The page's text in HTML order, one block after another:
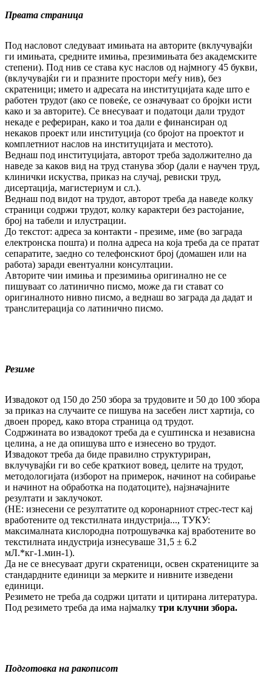
Првата страница
Под насловот следуваат имињата на авторите (вклучувајќи
ги имињата, средните имиња, презимињата без академските
степени). Под нив се става кус наслов од најмногу 45 букви,
(вклучувајќи ги и празните простори меѓу нив), без
скратеници; името и адресата на институцијата каде што е
работен трудот (ако се повеќе, се означуваат со бројки исти
како и за авторите). Се внесуваат и податоци дали трудот
некаде е рефериран, како и тоа дали е финансиран од
некаков проект или институција (со бројот на проектот и
комплетниот наслов на институцијата и местото).
Веднаш под институцијата, авторот треба задолжително да
наведе за каков вид на труд станува збор (дали е научен труд,
клинички искуства, приказ на случај, ревиски труд,
дисертација, магистериум и сл.).
Веднаш под видот на трудот, авторот треба да наведе колку
страници содржи трудот, колку карактери без растојание,
број на табели и илустрации.
До текстот: адреса за контакти - презиме, име (во заграда
електронска пошта) и полна адреса на која треба да се пратат
сепаратите, заедно со телефонскиот број (домашен или на
работа) заради евентуални консултации.
Авторите чии имиња и презимиња оригинално не се
пишуваат со латинично писмо, може да ги стават со
оригиналното нивно писмо, а веднаш во заграда да дадат и
транслитерација со латинично писмо.
Резиме
Извадокот од 150 до 250 збора за трудовите и 50 до 100 збора
за приказ на случаите се пишува на засебен лист хартија, со
двоен проред, како втора страница од трудот.
Содржината во извадокот треба да е суштинска и независна
целина, а не да опишува што е изнесено во трудот.
Извадокот треба да биде правилно структуриран,
вклучувајќи ги во себе краткиот вовед, целите на трудот,
методологијата (изборот на примерок, начинот на собирање
и начинот на обработка на податоците), најзначајните
резултати и заклучокот.
(НЕ: изнесени се резултатите од коронарниот стрес-тест кај
вработените од текстилната индустрија..., ТУКУ:
максималната кислородна потрошувачка кај вработените во
текстилната индустрија изнесуваше 31,5 ± 6.2
мЛ.*кг-1.мин-1).
Да не се внесуваат други скратеници, освен скратениците за
стандардните единици за мерките и нивните изведени
единици.
Резимето не треба да содржи цитати и цитирана литература.
Под резимето треба да има најмалку три клучни збора.
Подготовка на ракописот